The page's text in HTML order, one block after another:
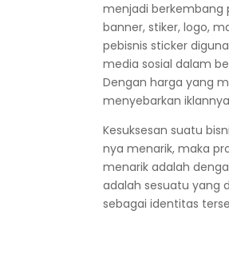
menjadi berkembang
banner, stiker, logo,
pebisnis sticker
media sosial dalam
Dengan harga yang
menyebarkan
Kesuksesan suatu
nya menarik, maka
menarik adalah
adalah sesuatu yang
sebagai identitas